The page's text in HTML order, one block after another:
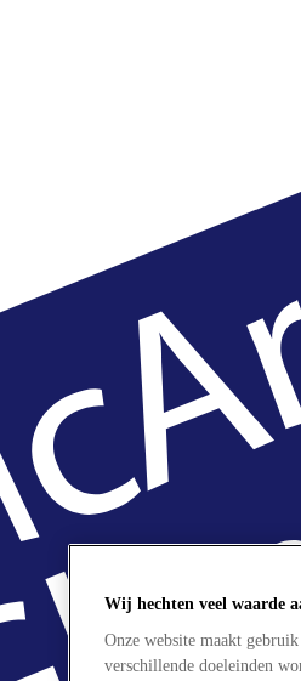
Wij hechten veel waarde
Onze website maakt
verschillende doeleinden